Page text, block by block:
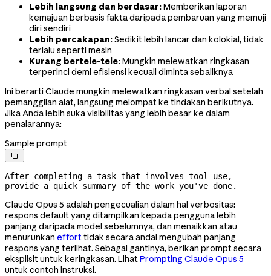
Lebih langsung dan berdasar:Memberikan laporan
kemajuan berbasis fakta daripada pembaruan yang memuji
diri sendiri
Lebih percakapan:Sedikit lebih lancar dan kolokial, tidak
terlalu seperti mesin
Kurang bertele-tele:Mungkin melewatkan ringkasan
terperinci demi efisiensi kecuali diminta sebaliknya
Ini berarti Claude mungkin melewatkan ringkasan verbal setelah
pemanggilan alat, langsung melompat ke tindakan berikutnya.
Jika Anda lebih suka visibilitas yang lebih besar ke dalam
penalarannya:
Sample prompt

After completing a task that involves tool use,
provide a quick summary of the work you've done.
Claude Opus 5 adalah pengecualian dalam hal verbositas:
respons default yang ditampilkan kepada pengguna lebih
panjang daripada model sebelumnya, dan menaikkan atau
menurunkan efforttidak secara andal mengubah panjang
respons yang terlihat. Sebagai gantinya, berikan prompt secara
eksplisit untuk keringkasan. LihatPrompting Claude Opus 5
untuk contoh instruksi.